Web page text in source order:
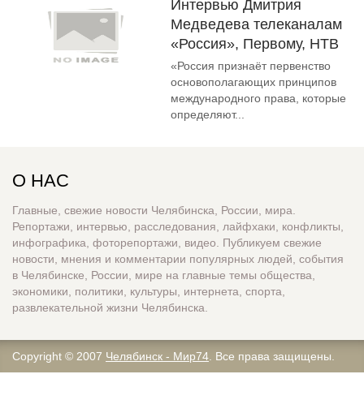
Интервью Дмитрия
Медведева телеканалам
«Россия», Первому, НТВ
«Россия признаёт первенство
основополагающих принципов
международного права, которые
определяют...
О НАС
Главные, свежие новости Челябинска, России, мира.
Репортажи, интервью, расследования, лайфхаки, конфликты,
инфографика, фоторепортажи, видео. Публикуем свежие
новости, мнения и комментарии популярных людей, события
в Челябинске, России, мире на главные темы общества,
экономики, политики, культуры, интернета, спорта,
развлекательной жизни Челябинска.
Copyright © 2007 Челябинск - Мир74 . Все права защищены.